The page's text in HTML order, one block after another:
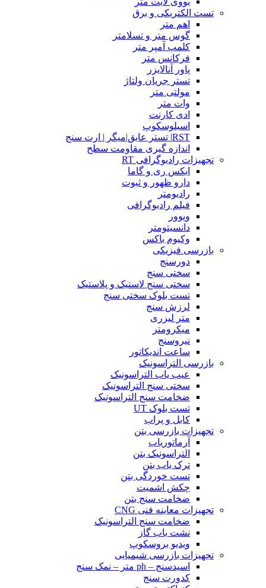
تست الکتریکی و برق
اهم متر
گوس متر و تسلامتر
کلمپ آمپر متر
فرکانس متر
پاور آنالایزر
تستر جریان ولتاژ
مولتی متر
وات متر
ادی کارنت
اسیلوسکوپ
RST| تستر عایق|میگر | ارت سنج
اندازه گیری مقاومت سطح
تجهیزات رادیوگرافی RT
ایکس ری و گاما
دارو ظهور و ثبوت
رادیومتر
فیلم رادیوگرافی
ویوور
دانسیتومتر
وکیوم باکس
بازرسی فیزیکی
دورسنج
سختی سنج
سختی سنج لاستیک و پلاستیک
تست بلوک سختی سنج
لرزش سنج
متر لیزری
میکرومتر
نیروسنج
ساعت اندیکاتور
بازرسی التراسونیک
عیب یاب التراسونیک
سختی سنج التراسونیک
ضخامت سنج التراسونیک
تست بلوک UT
کابل و پراب
تجهیزات بازرسی بتن
آرماتوریاب
التراسونیک بتن
ترک یاب بتن
تست خوردگی بتن
چکش اشمیت
ضخامت سنج بتن
تجهیزات معاینه فنی CNG
ضخامت سنج التراسونیک
نشت یاب گاز
ویدیو بروسکوپ
تجهیزات بازرسی شیمیایی
اسیدسنج – ph متر – نمک سنج
کدورت سنج